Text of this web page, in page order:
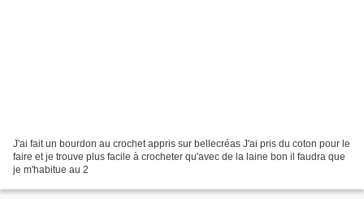
J'ai fait un bourdon au crochet appris sur bellecréas J'ai pris du coton pour le
faire et je trouve plus facile à crocheter qu'avec de la laine bon il faudra que
je m'habitue au 2